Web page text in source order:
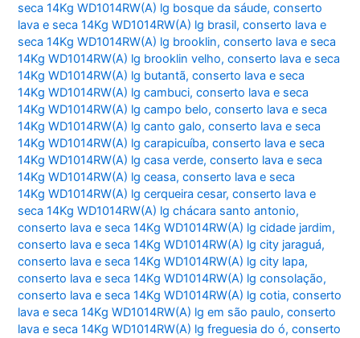
seca 14Kg WD1014RW(A) lg bosque da sáude,conserto
lava e seca 14Kg WD1014RW(A) lg brasil,conserto lava e
seca 14Kg WD1014RW(A) lg brooklin,conserto lava e seca
14Kg WD1014RW(A) lg brooklin velho,conserto lava e seca
14Kg WD1014RW(A) lg butantã,conserto lava e seca
14Kg WD1014RW(A) lg cambuci,conserto lava e seca
14Kg WD1014RW(A) lg campo belo,conserto lava e seca
14Kg WD1014RW(A) lg canto galo,conserto lava e seca
14Kg WD1014RW(A) lg carapicuíba,conserto lava e seca
14Kg WD1014RW(A) lg casa verde,conserto lava e seca
14Kg WD1014RW(A) lg ceasa,conserto lava e seca
14Kg WD1014RW(A) lg cerqueira cesar,conserto lava e
seca 14Kg WD1014RW(A) lg chácara santo antonio,
conserto lava e seca 14Kg WD1014RW(A) lg cidade jardim,
conserto lava e seca 14Kg WD1014RW(A) lg city jaraguá,
conserto lava e seca 14Kg WD1014RW(A) lg city lapa,
conserto lava e seca 14Kg WD1014RW(A) lg consolação,
conserto lava e seca 14Kg WD1014RW(A) lg cotia,conserto
lava e seca 14Kg WD1014RW(A) lg em são paulo,conserto
lava e seca 14Kg WD1014RW(A) lg freguesia do ó,conserto